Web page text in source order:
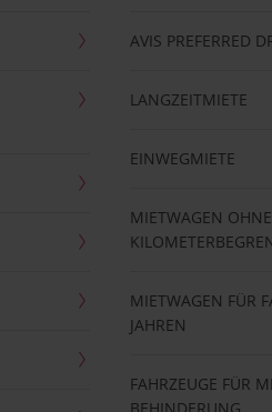
AVIS PREFERRED
LANGZEITMIETE
EINWEGMIETE
MIETWAGEN OHNE
MIETWAGEN FÜR
JAHREN
FAHRZEUGE FÜR